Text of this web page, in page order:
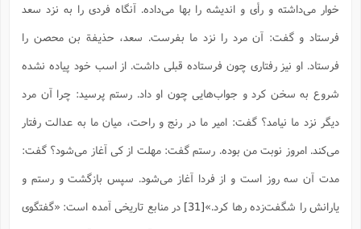
خوار مى‌داشته و رأى و اندیشه را بها مى‌داده. آنگاه فردی را به نزد سعد
فرستاد و گفت: آن مرد را نزد ما بفرست. سعد، حذیفة بن محصن را
فرستاد. او نیز رفتارى چون فرستاده قبلی داشت. از اسب خود پیاده نشده
شروع به سخن کرد و جواب‌هایى چون او داد. رستم پرسید: چرا آن مرد
دیگر نزد ما نیامد؟ گفت: امیر ما در رنج و راحت، میان ما به عدالت رفتار
مى‌کند. امروز نوبت من بوده. رستم گفت: مهلت از کى آغاز مى‌شود؟ گفت:
مدت آن سه روز است و از فردا آغاز مى‌شود. سپس بازگشت و رستم و
یارانش را شگفت‌زده رها کرد.»[31]
در منابع تاریخی آمده است: «گفتگوى